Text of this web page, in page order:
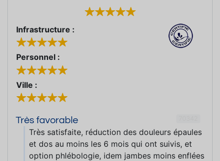
Infrastructure :
Personnel :
Ville :
Très favorable
Très satisfaite, réduction des douleurs épaules
et dos au moins les 6 mois qui ont suivis, et
option phlébologie, idem jambes moins enflées